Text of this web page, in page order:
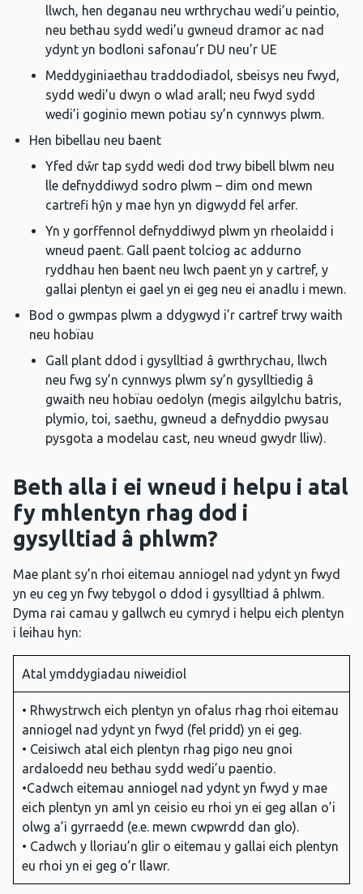
llwch, hen deganau neu wrthrychau wedi’u peintio,
neu bethau sydd wedi’u gwneud dramor ac nad
ydynt yn bodloni safonau’r DU neu’r UE
Meddyginiaethau traddodiadol, sbeisys neu fwyd,
sydd wedi’u dwyn o wlad arall; neu fwyd sydd
wedi’i goginio mewn potiau sy’n cynnwys plwm.
Hen bibellau neu baent
Yfed dŵr tap sydd wedi dod trwy bibell blwm neu
lle defnyddiwyd sodro plwm – dim ond mewn
cartrefi hŷn y mae hyn yn digwydd fel arfer.
Yn y gorffennol defnyddiwyd plwm yn rheolaidd i
wneud paent. Gall paent tolciog ac addurno
ryddhau hen baent neu lwch paent yn y cartref, y
gallai plentyn ei gael yn ei geg neu ei anadlu i mewn.
Bod o gwmpas plwm a ddygwyd i’r cartref trwy waith
neu hobïau
Gall plant ddod i gysylltiad â gwrthrychau, llwch
neu fwg sy’n cynnwys plwm sy’n gysylltiedig â
gwaith neu hobïau oedolyn (megis ailgylchu batris,
plymio, toi, saethu, gwneud a defnyddio pwysau
pysgota a modelau cast, neu wneud gwydr lliw).
Beth alla i ei wneud i helpu i atal
fy mhlentyn rhag dod i
gysylltiad â phlwm?
Mae plant sy’n rhoi eitemau anniogel nad ydynt yn fwyd
yn eu ceg yn fwy tebygol o ddod i gysylltiad â phlwm.
Dyma rai camau y gallwch eu cymryd i helpu eich plentyn
i leihau hyn:
Atal ymddygiadau niweidiol
• Rhwystrwch eich plentyn yn ofalus rhag rhoi eitemau
anniogel nad ydynt yn fwyd (fel pridd) yn ei geg.
• Ceisiwch atal eich plentyn rhag pigo neu gnoi
ardaloedd neu bethau sydd wedi’u paentio.
•Cadwch eitemau anniogel nad ydynt yn fwyd y mae
eich plentyn yn aml yn ceisio eu rhoi yn ei geg allan o’i
olwg a’i gyrraedd (e.e. mewn cwpwrdd dan glo).
• Cadwch y lloriau’n glir o eitemau y gallai eich plentyn
eu rhoi yn ei geg o’r llawr.